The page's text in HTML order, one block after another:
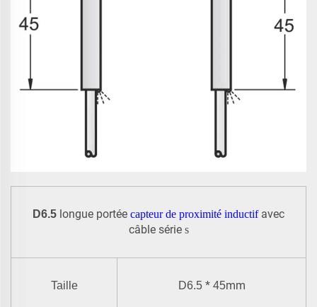
D6.5 longue portée capteur de proximité inductif avec
câble série s
Taille D6.5 * 45mm